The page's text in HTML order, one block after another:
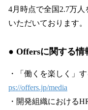
4月時点で全国2.7万
いただいております。
● Offersに関する情
・「働くを楽しく」
ps://offers.jp/media
・開発組織における